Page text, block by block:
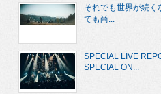
それでも世界が続く
ても尚...
SPECIAL LIVE
SPECIAL ON...